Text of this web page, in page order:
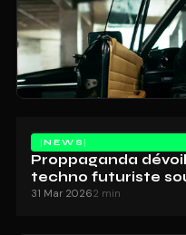
NEWS
Proppaganda
techno futuriste
31 Mar 20262 min